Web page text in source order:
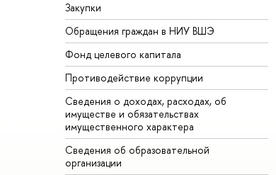
Закупки
Обращения граждан в НИУ ВШЭ
Фонд целевого капитала
Противодействие коррупции
Сведения о доходах, расходах, об
имуществе и обязательствах
имущественного характера
Сведения об образовательной
организации